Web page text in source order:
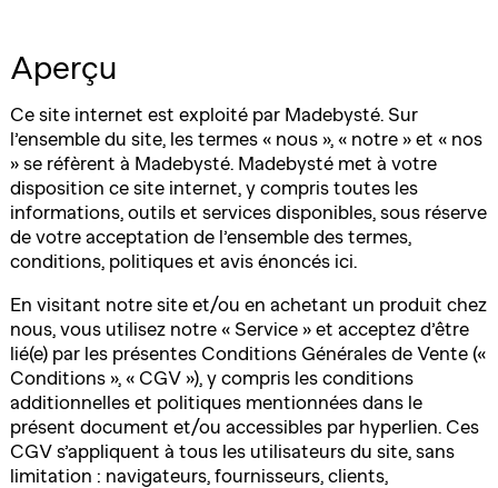
Aperçu
Ce site internet est exploité par Madebysté. Sur
l’ensemble du site, les termes « nous », « notre » et « nos
» se réfèrent à Madebysté. Madebysté met à votre
disposition ce site internet, y compris toutes les
informations, outils et services disponibles, sous réserve
de votre acceptation de l’ensemble des termes,
conditions, politiques et avis énoncés ici.
En visitant notre site et/ou en achetant un produit chez
nous, vous utilisez notre « Service » et acceptez d’être
lié(e) par les présentes Conditions Générales de Vente («
Conditions », « CGV »), y compris les conditions
additionnelles et politiques mentionnées dans le
présent document et/ou accessibles par hyperlien. Ces
CGV s’appliquent à tous les utilisateurs du site, sans
limitation : navigateurs, fournisseurs, clients,